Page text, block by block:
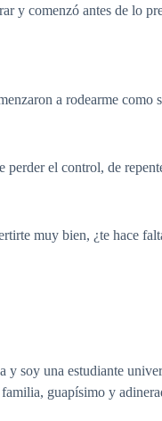
y comenzó antes de lo
a rodearme
perder el control, de
muy bien, ¿te hace
y soy una estudiante
guapísimo y